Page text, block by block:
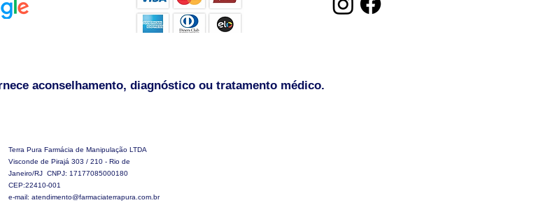
aconselhamento, diagnóstico ou tratamento médico.
Terra Pura Farmácia de Manipulação LTDA
Visconde de Pirajá 303 / 210 - Rio de
Janeiro/RJ CNPJ: 17177085000180
CEP:22410-001
e-mail: atendimento@farmaciaterrapura.com.br